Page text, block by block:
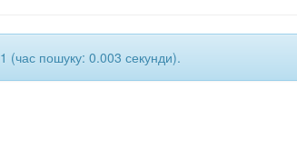
1 (час пошуку: 0.003 секунди).